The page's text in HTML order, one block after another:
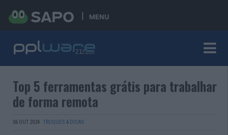
MENU
Top 5 ferramentas grátis para trabalhar
de forma remota
06 OUT 2024 · TRUQUES & DICAS